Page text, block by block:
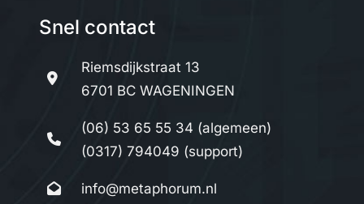
Snel contact
Riemsdijkstraat 13
6701 BC WAGENINGEN
(06) 53 65 55 34 (algemeen)
(0317) 794049 (support)
info@metaphorum.nl